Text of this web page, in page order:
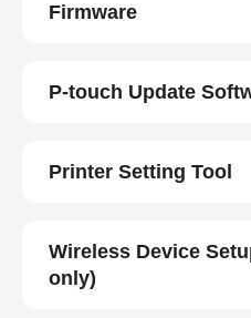
Firmware
P-touch Update
Printer Setting Tool
Wireless Device
only)